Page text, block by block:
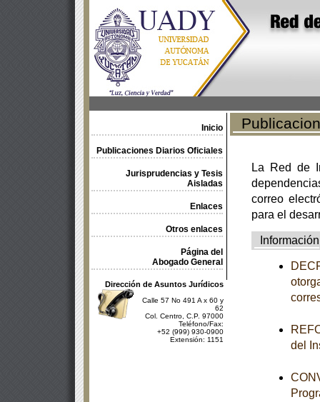
Inicio
Publicaciones Diarios Oficiales
Jurisprudencias y Tesis
Aisladas
Enlaces
Otros enlaces
Página del
Abogado General
Dirección de Asuntos Jurídicos
Calle 57 No 491 A x 60 y
62
Col. Centro, C.P. 97000
Teléfono/Fax:
+52 (999) 930-0900
Extensión: 1151
La Red de
correo
para el
Información
del